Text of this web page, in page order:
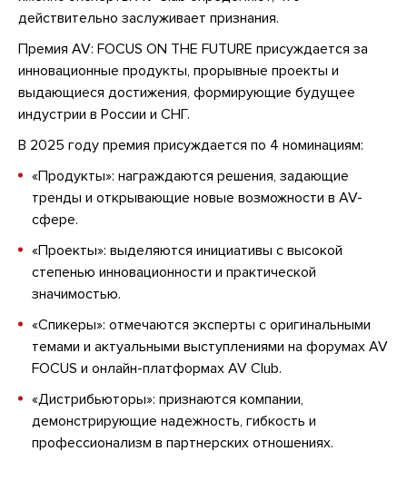
действительно заслуживает признания.
Премия AV: FOCUS ON THE FUTURE присуждается за
инновационные продукты, прорывные проекты и
выдающиеся достижения, формирующие будущее
индустрии в России и СНГ.
В 2025 году премия присуждается по 4 номинациям:
«Продукты»: награждаются решения, задающие
тренды и открывающие новые возможности в AV-
сфере.
«Проекты»: выделяются инициативы с высокой
степенью инновационности и практической
значимостью.
«Спикеры»: отмечаются эксперты с оригинальными
темами и актуальными выступлениями на форумах AV
FOCUS и онлайн-платформах AV Club.
«Дистрибьюторы»: признаются компании,
демонстрирующие надежность, гибкость и
профессионализм в партнерских отношениях.